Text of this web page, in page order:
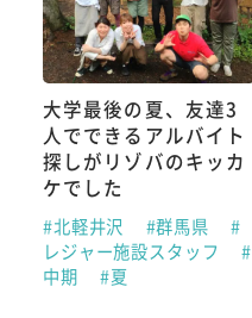
大学最後の夏、友達3
人でできるアルバイト
探しがリゾバのキッカ
ケでした
#北軽井沢 #群馬県
#
レジャー施設スタッフ
#
中期
#夏